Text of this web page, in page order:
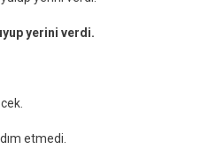
yerini verdi.
etmedi.